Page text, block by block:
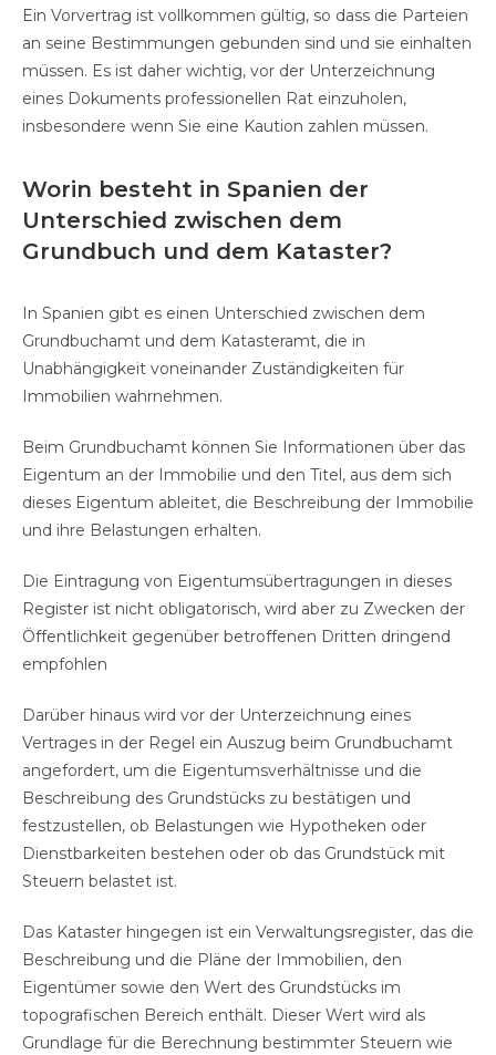
Ein Vorvertrag ist vollkommen gültig, so dass die Parteien
an seine Bestimmungen gebunden sind und sie einhalten
müssen. Es ist daher wichtig, vor der Unterzeichnung
eines Dokuments professionellen Rat einzuholen,
insbesondere wenn Sie eine Kaution zahlen müssen.
Worin besteht in Spanien der
Unterschied zwischen dem
Grundbuch und dem Kataster?
In Spanien gibt es einen Unterschied zwischen dem
Grundbuchamt und dem Katasteramt, die in
Unabhängigkeit voneinander Zuständigkeiten für
Immobilien wahrnehmen.
Beim Grundbuchamt können Sie Informationen über das
Eigentum an der Immobilie und den Titel, aus dem sich
dieses Eigentum ableitet, die Beschreibung der Immobilie
und ihre Belastungen erhalten.
Die Eintragung von Eigentumsübertragungen in dieses
Register ist nicht obligatorisch, wird aber zu Zwecken der
Öffentlichkeit gegenüber betroffenen Dritten dringend
empfohlen
Darüber hinaus wird vor der Unterzeichnung eines
Vertrages in der Regel ein Auszug beim Grundbuchamt
angefordert, um die Eigentumsverhältnisse und die
Beschreibung des Grundstücks zu bestätigen und
festzustellen, ob Belastungen wie Hypotheken oder
Dienstbarkeiten bestehen oder ob das Grundstück mit
Steuern belastet ist.
Das Kataster hingegen ist ein Verwaltungsregister, das die
Beschreibung und die Pläne der Immobilien, den
Eigentümer sowie den Wert des Grundstücks im
topografischen Bereich enthält. Dieser Wert wird als
Grundlage für die Berechnung bestimmter Steuern wie